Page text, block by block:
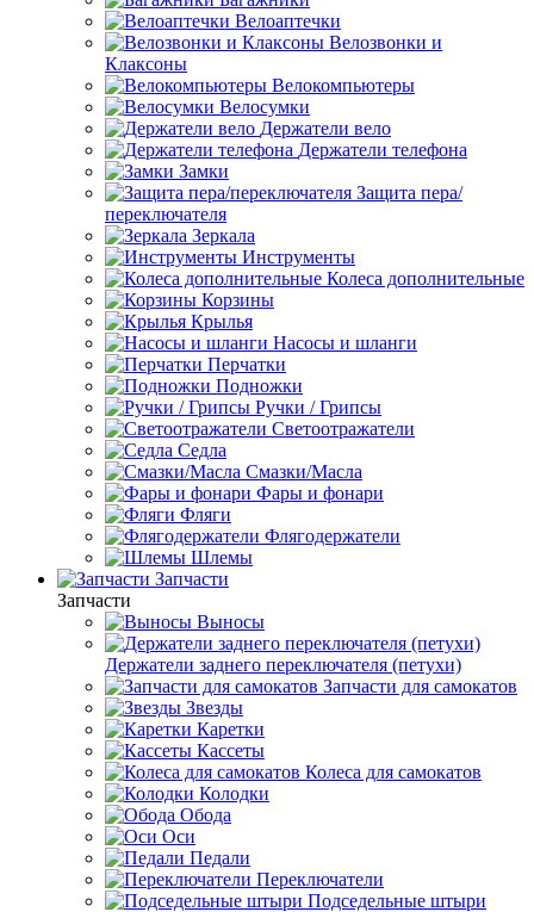
Велоаптечки
Велозвонки и
Клаксоны
Велокомпьютеры
Велосумки
Держатели вело
Держатели телефона
Замки
Защита пера/
переключателя
Зеркала
Инструменты
Колеса дополнительные
Корзины
Крылья
Насосы и шланги
Перчатки
Подножки
Ручки / Грипсы
Светоотражатели
Седла
Смазки/Масла
Фары и фонари
Фляги
Флягодержатели
Шлемы
Запчасти
Запчасти
Выносы
Держатели заднего переключателя (петухи)
Запчасти для самокатов
Звезды
Каретки
Кассеты
Колеса для самокатов
Колодки
Обода
Оси
Педали
Переключатели
Подседельные штыри